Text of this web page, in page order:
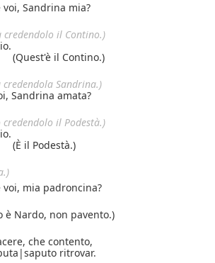
Sandrina mia?
credendolo il Contino.)
(Quest'è il Contino.)
credendola Sandrina.)
Sandrina amata?
credendolo il Podestà.)
(È il Podestà.)
mia padroncina?
è Nardo, non pavento.)
che contento,
saputo ritrovar.